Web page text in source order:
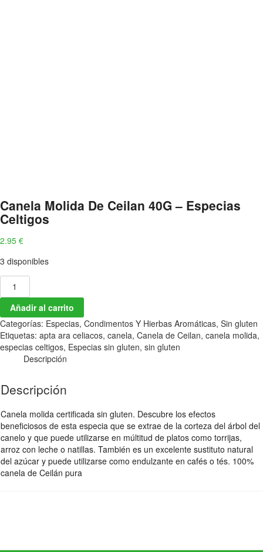
Canela Molida De Ceilan 40G – Especias
Celtigos
2.95 €
3 disponibles
Añadir al carrito
Categorías: Especias, Condimentos Y Hierbas Aromáticas, Sin gluten
Etiquetas: apta ara celiacos, canela, Canela de Ceilan, canela molida,
especias celtigos, Especias sin gluten, sin gluten
Descripción
Descripción
Canela molida certificada sin gluten. Descubre los efectos
beneficiosos de esta especia que se extrae de la corteza del árbol del
canelo y que puede utilizarse en múltitud de platos como torrijas,
arroz con leche o natillas. También es un excelente sustituto natural
del azúcar y puede utilizarse como endulzante en cafés o tés. 100%
canela de Ceilán pura